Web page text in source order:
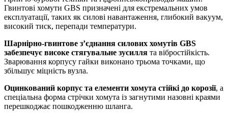
Гвинтові хомути GBS призначені для екстремальних умов
експлуатації, таких як силові навантаження, глибокий вакуум,
високий тиск, перепади температури.
Шарнірно-гвинтове з’єднання силових хомутів GBS
забезпечує високе стягувальне зусилля та вібростійкість.
Зварювання корпусу гайки виконано трьома точками, що
збільшує міцність вузла.
Оцинкований корпус та елементи хомута стійкі до корозії, а
спеціальна форма стрічки хомута із загнутими назовні краями
перешкоджає пошкодженню шланга.